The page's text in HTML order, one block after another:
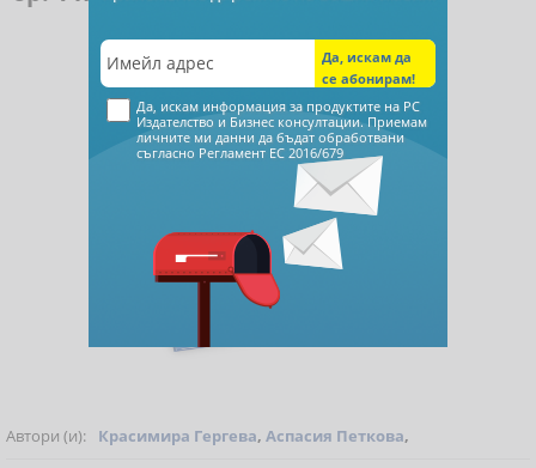
Автори (и): Красимира Гергева, Аспасия Петкова,
Да, искам информация за продуктите на РС
Издателство и Бизнес консултации. Приемам
личните ми данни да бъдат обработвани
съгласно Регламент ЕС 2016/679